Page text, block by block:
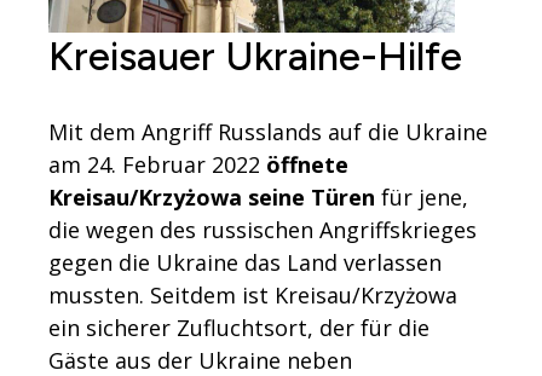
Kreisauer Ukraine-Hilfe
Mit dem Angriff Russlands auf die Ukraine
am 24. Februar 2022 öffnete
Kreisau/Krzyżowa seine Türen für jene,
die wegen des russischen Angriffskrieges
gegen die Ukraine das Land verlassen
mussten. Seitdem ist Kreisau/Krzyżowa
ein sicherer Zufluchtsort, der für die
Gäste aus der Ukraine neben